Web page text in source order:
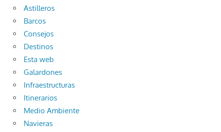
Astilleros
Barcos
Consejos
Destinos
Esta web
Galardones
Infraestructuras
Itinerarios
Medio Ambiente
Navieras